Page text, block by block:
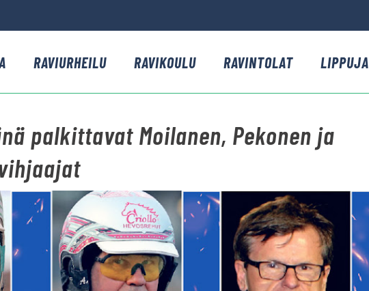
RAVIURHEILU RAVIKOULU RAVINTOLAT LIPPUJA
palkittavat Moilanen, Pekonen ja